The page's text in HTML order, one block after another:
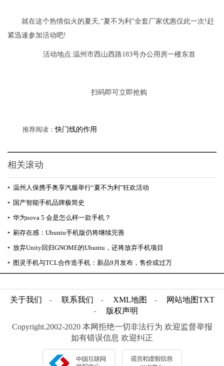
就在这个热情似火的夏天,“夏不为利”全套厂家优惠仅此一次!赶
紧迅速参加活动吧!
活动地点:温州市西山西路183号办公用房一楼东首
扫码即可立即抢购
推荐阅读：快门线的作用
相关滚动
▪ 温州人保携手奥享汽服举行“夏不为利”狂欢活动
▪ 国产智能手机品牌极简史
▪ 华为nova 5 会是怎么样一款手机？
▪ 刷存在感：Ubuntu手机版仍将继续完善
▪ 放弃Unity回归GNOME的Ubuntu，还将放弃手机项目
▪ 图灵手机与TCL合作造手机：新品9月发布，售价或过万
关于我们 - 联系我们 - XML地图 - 网站地图TXT
-
版权声明
Copyright.2002-2020 本网拒绝一切非法行为 欢迎监督举报
如有错误信息 欢迎纠正